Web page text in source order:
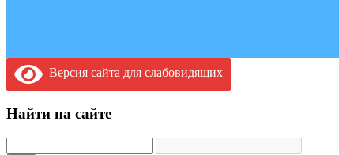
Версия сайта для слабовидящих
Найти на сайте